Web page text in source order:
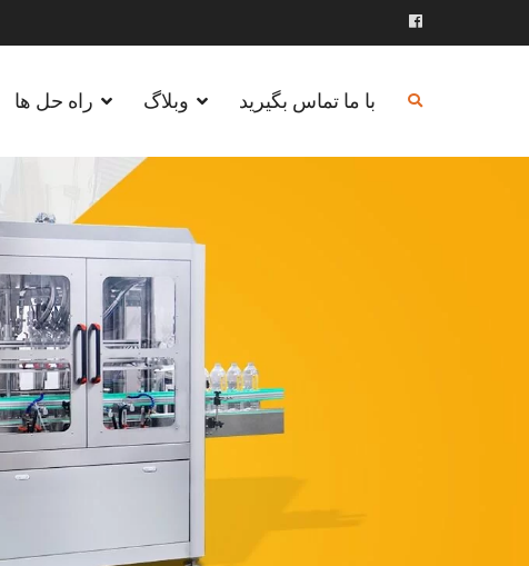
به
فیس
راه حل ها وبلاگ با ما تماس بگیرید